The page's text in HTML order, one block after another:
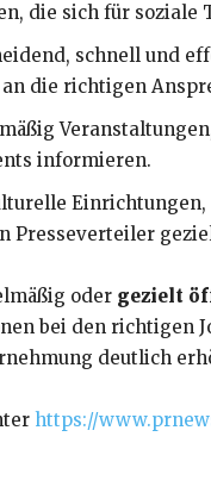
die sich für soziale
schnell und
die richtigen
informieren.
Presseverteiler
oder gezielt
bei den richtigen
deutlich
https://